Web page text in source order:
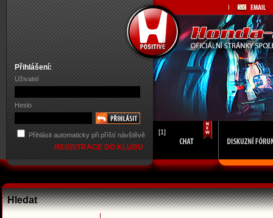
Přihlášení:
Uživatel
Heslo
Přihlásit automaticky při příští návštěvě
REGISTRACE DO KLUBU
[1]
Hledat